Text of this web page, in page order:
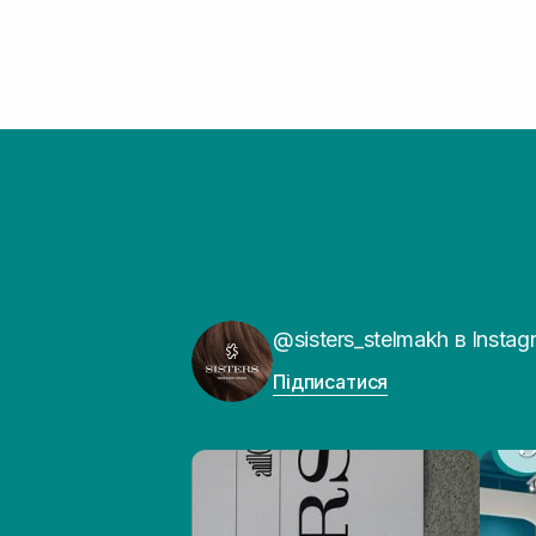
@sisters_stelmakh в
Підписатися